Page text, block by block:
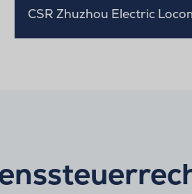
CSR Zhuzhou Electric